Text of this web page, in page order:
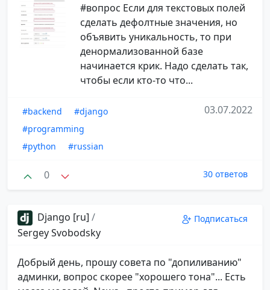
#вопрос Если для текстовых полей
сделать дефолтные значения, но
объявить уникальность, то при
денормализованной базе
начинается крик. Надо сделать так,
чтобы если кто-то что...
#backend
#django
#programming
#python
#russian
03.07.2022
0 30 ответов
Django [ru] /
Sergey Svobodsky
Подписаться
Добрый день, прошу совета по "допиливанию"
админки, вопрос скорее "хорошего тона"... Есть